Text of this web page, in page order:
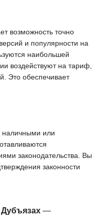
возможность точно
и популярности на
наибольшей
воздействуют на тариф,
Это обеспечивает
наличными или
законодательства. Вы
законности
—